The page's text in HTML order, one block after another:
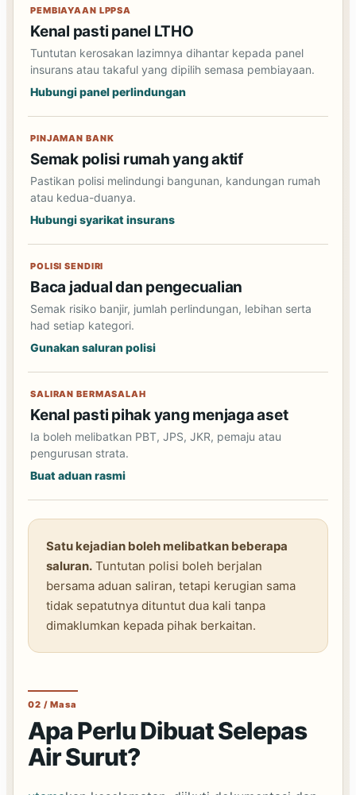
PEMBIAYAAN LPPSA
Kenal pasti panel LTHO
Tuntutan kerosakan lazimnya dihantar kepada panel
insurans atau takaful yang dipilih semasa pembiayaan.
Hubungi panel perlindungan
PINJAMAN BANK
Semak polisi rumah yang aktif
Pastikan polisi melindungi bangunan, kandungan rumah
atau kedua-duanya.
Hubungi syarikat insurans
POLISI SENDIRI
Baca jadual dan pengecualian
Semak risiko banjir, jumlah perlindungan, lebihan serta
had setiap kategori.
Gunakan saluran polisi
SALIRAN BERMASALAH
Kenal pasti pihak yang menjaga aset
Ia boleh melibatkan PBT, JPS, JKR, pemaju atau
pengurusan strata.
Buat aduan rasmi
Satu kejadian boleh melibatkan beberapa
saluran. Tuntutan polisi boleh berjalan
bersama aduan saliran, tetapi kerugian sama
tidak sepatutnya dituntut dua kali tanpa
dimaklumkan kepada pihak berkaitan.
02 / Masa
Apa Perlu Dibuat Selepas
Air Surut?